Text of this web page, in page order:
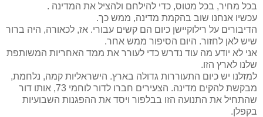
בכל מחיר, בכל מטוס, כדי להילחם ולהציל את המדינה .
עכשיו אנחנו שוב בהקמת מדינה, ממש כך.
הדיבורים על רילוקיישן כיום הם קשים עבורי. אז, לכאורה, היה ברור
שיש לאן לחזור. היום הסיפור ממש אחר.
אני לא יודע מה עוד נדרש כדי לעורר את ממד האחריות המשותפת
שלנו לארץ הזו.
למזלנו יש כיום התעוררות גדולה בארץ. הישראליות קמה, נלחמת,
מבקשת להקים מדינה. הצעירים חברו לדור לוחמי 73, אותו דור
שהתחיל את התנועה הזו בבלפור ויסד את ההפגנות השבועיות
בקפלן.